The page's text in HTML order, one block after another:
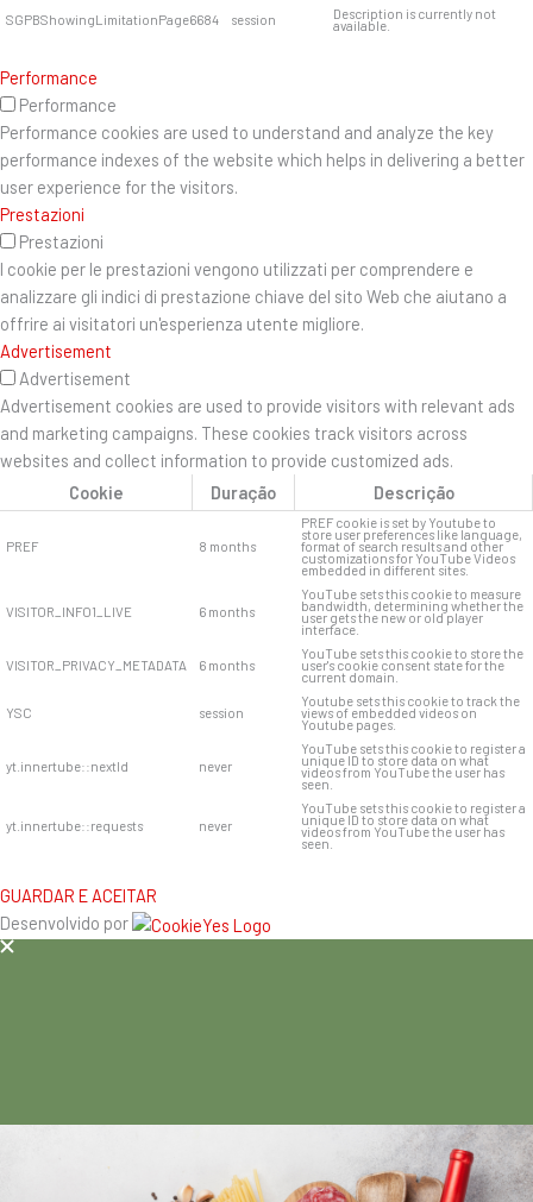
SGPBShowingLimitationPage6684
session Description is currently not
available.
Performance
Performance
Performance cookies are used to understand and analyze the key
performance indexes of the website which helps in delivering a better
user experience for the visitors.
Prestazioni
Prestazioni
I cookie per le prestazioni vengono utilizzati per comprendere e
analizzare gli indici di prestazione chiave del sito Web che aiutano a
offrire ai visitatori un'esperienza utente migliore.
Advertisement
Advertisement
Advertisement cookies are used to provide visitors with relevant ads
and marketing campaigns. These cookies track visitors across
websites and collect information to provide customized ads.
Cookie
Duração Descrição
PREF 8 months
PREF cookie is set by Youtube to
store user preferences like language,
format of search results and other
customizations for YouTube Videos
embedded in different sites.
VISITOR_INFO1_LIVE 6 months
YouTube sets this cookie to measure
bandwidth, determining whether the
user gets the new or old player
interface.
VISITOR_PRIVACY_METADATA 6 months
YouTube sets this cookie to store the
user's cookie consent state for the
current domain.
YSC session
Youtube sets this cookie to track the
views of embedded videos on
Youtube pages.
yt.innertube::nextId never
YouTube sets this cookie to register a
unique ID to store data on what
videos from YouTube the user has
seen.
yt.innertube::requests never
YouTube sets this cookie to register a
unique ID to store data on what
videos from YouTube the user has
seen.
GUARDAR E ACEITAR
Desenvolvido por